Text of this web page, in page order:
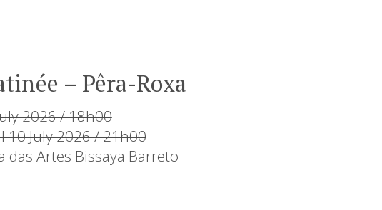
– Pêra-Roxa
2026 / 18h00
10 July 2026 / 21h00
das Artes Bissaya Barreto